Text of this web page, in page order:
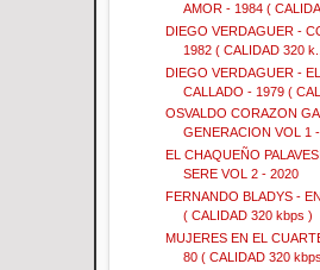
AMOR - 1984 (
DIEGO VERDAGUER -
1982 ( CALIDAD 320 k...
DIEGO VERDAGUER -
CALLADO - 1979 (
OSVALDO CORAZON
GENERACION VOL 1
EL CHAQUEÑO
SERE VOL 2 - 2020
FERNANDO BLADYS -
( CALIDAD 320 kbps )
MUJERES EN EL
80 ( CALIDAD 320